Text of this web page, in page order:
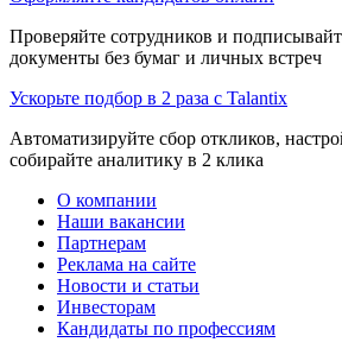
Проверяйте сотрудников и
документы без бумаг и личных встреч
Ускорьте подбор в 2 раза с Talantix
Автоматизируйте сбор откликов,
собирайте аналитику в 2 клика
О компании
Наши вакансии
Партнерам
Реклама на сайте
Новости и статьи
Инвесторам
Кандидаты по профессиям